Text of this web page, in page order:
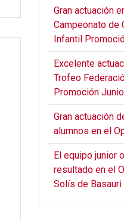
Gran actuación
Campeonato de
Infantil
Excelente
Trofeo
Promoción
Gran actuación
alumnos en el
El equipo junior
resultado en el
Solís de Basauri